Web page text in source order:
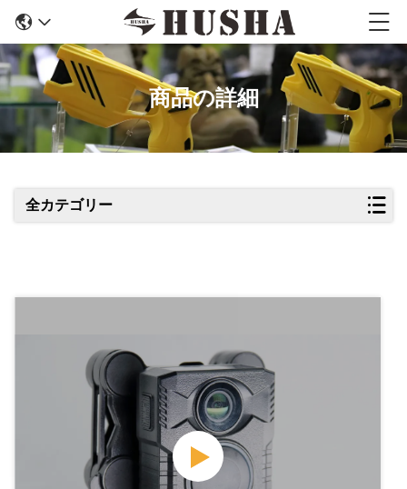
商品の詳細
全カテゴリー